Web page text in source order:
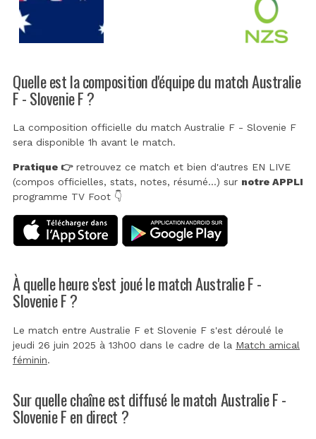
Quelle est la composition d'équipe du match Australie
F - Slovenie F ?
La composition officielle du match Australie F - Slovenie F
sera disponible 1h avant le match.
Pratique 👉retrouvez ce match et bien d'autres EN LIVE
(compos officielles, stats, notes, résumé...) sur notre APPLI
programme TV Foot 👇
À quelle heure s'est joué le match Australie F -
Slovenie F ?
Le match entre Australie F et Slovenie F s'est déroulé le
jeudi 26 juin 2025 à 13h00 dans le cadre de la Match amical
féminin.
Sur quelle chaîne est diffusé le match Australie F -
Slovenie F en direct ?